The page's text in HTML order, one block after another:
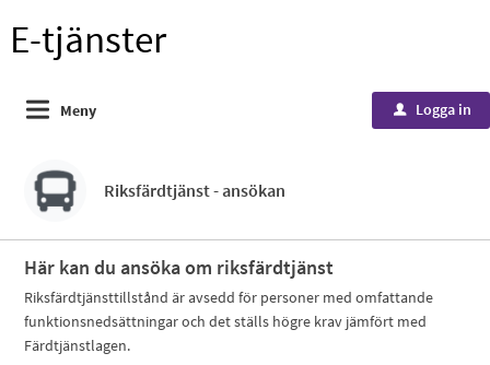
E-tjänster
Meny u Logga in
Riksfärdtjänst - ansökan
Här kan du ansöka om riksfärdtjänst
Riksfärdtjänsttillstånd är avsedd för personer med omfattande
funktionsnedsättningar och det ställs högre krav jämfört med
Färdtjänstlagen.